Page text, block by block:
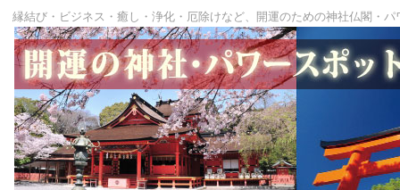
縁結び・ビジネス・癒し・浄化・厄除けなど、開運のための神社仏閣・